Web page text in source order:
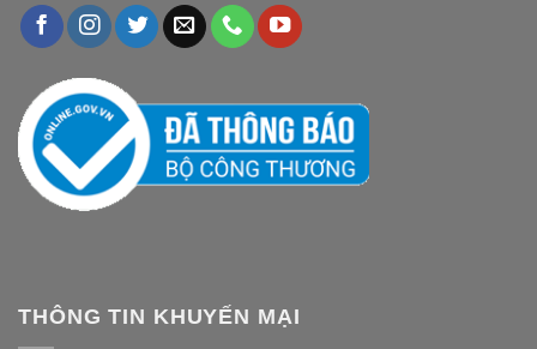
THÔNG TIN KHUYẾN MẠI